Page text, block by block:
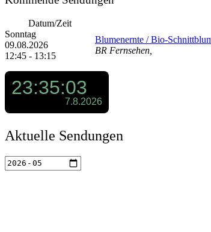
Datum/Zeit
Sonntag
09.08.2026
12:45 - 13:15
Blumenernte /​ Bio-
BR Fernsehen,
Aktuelle Sendungen